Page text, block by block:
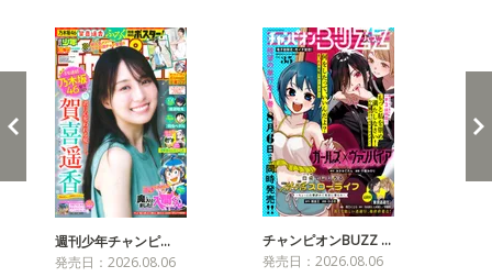
週刊少年チャンピ…
発売日：2026.08.06
チャンピオンBUZZ …
発売日：2026.08.06